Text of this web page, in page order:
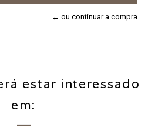
← ou continuar a compra
estar interessado
em: